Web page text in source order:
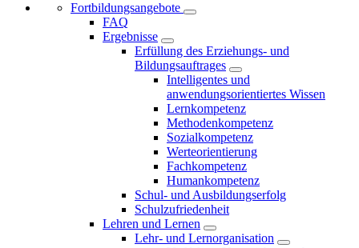
Fortbildungsangebote
FAQ
Ergebnisse
Erfüllung des Erziehungs- und
Bildungsauftrages
Intelligentes und
anwendungsorientiertes Wissen
Lernkompetenz
Methodenkompetenz
Sozialkompetenz
Werteorientierung
Fachkompetenz
Humankompetenz
Schul- und Ausbildungserfolg
Schulzufriedenheit
Lehren und Lernen
Lehr- und Lernorganisation